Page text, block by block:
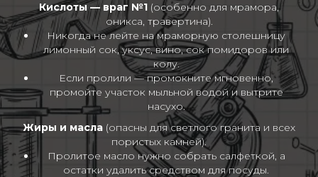
Кислоты — враг №1 (особенно для мрамора,
оникса, травертина).
Никогда не лейте на мраморную столешницу
лимонный сок, уксус, вино, сок помидоров или
колу.
Если пролили — промокните мгновенно,
промойте участок мыльной водой и вытрите
насухо.
Жиры и масла (опасны для светлого гранита и всех
пористых камней).
Пролитое масло нужно собрать салфеткой, а
остатки удалить средством для посуды.